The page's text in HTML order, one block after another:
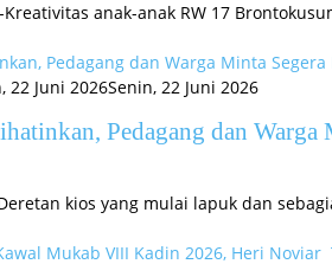
Kreativitas anak-anak RW 17
22 Juni 2026Senin, 22 Juni 2026
Pedagang dan
Deretan kios yang mulai lapuk dan